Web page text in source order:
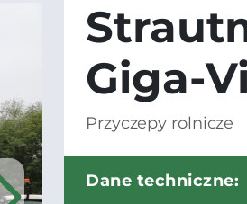
Giga-
Przyczepy rolnicze
Dane techniczne: